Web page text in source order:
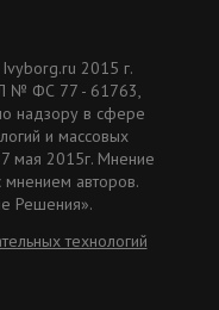
2015 г.
№ ФС 77 - 61763,
надзору в сфере
и массовых
мая 2015г. Мнение
мнением авторов.
Решения».
технологий